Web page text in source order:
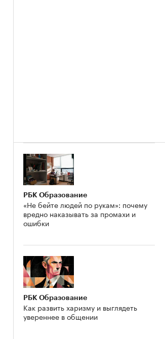
РБК Образование
«Не бейте людей по рукам»: почему
вредно наказывать за промахи и
ошибки
РБК Образование
Как развить харизму и выглядеть
увереннее в общении